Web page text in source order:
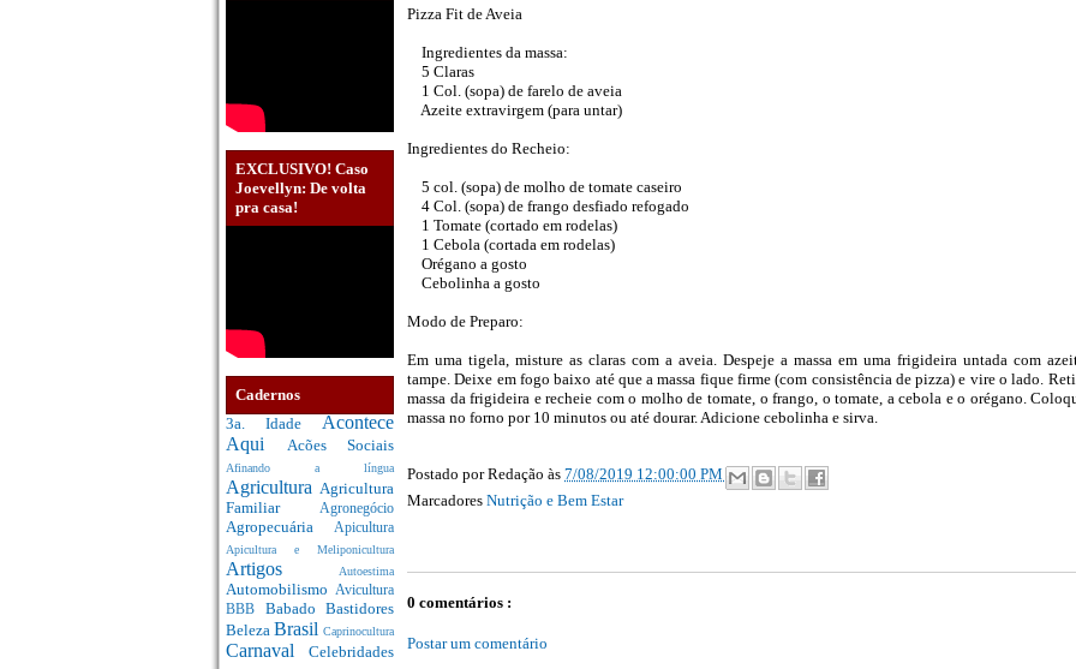
EXCLUSIVO! Caso
Joevellyn: De volta
pra casa!
Cadernos
3a. Idade Acontece
Aqui Acões Sociais
Afinando a língua
Agricultura Agricultura
Familiar Agronegócio
Agropecuária Apicultura
Apicultura e Meliponicultura
Artigos Autoestima
Automobilismo Avicultura
BBB Babado Bastidores
Beleza Brasil Caprinocultura
Carnaval Celebridades
Pizza Fit de Aveia
Ingredientes da massa:
5 Claras
1 Col. (sopa) de farelo de aveia
Azeite extravirgem (para untar)
Ingredientes do Recheio:
5 col. (sopa) de molho de tomate caseiro
4 Col. (sopa) de frango desfiado refogado
1 Tomate (cortado em rodelas)
1 Cebola (cortada em rodelas)
Orégano a gosto
Cebolinha a gosto
Modo de Preparo:
Em uma tigela, misture as claras com a aveia. Despeje a massa em uma frigideira untada com
tampe. Deixe em fogo baixo até que a massa fique firme (com consistência de pizza) e vire o lado.
massa da frigideira e recheie com o molho de tomate, o frango, o tomate, a cebola e o orégano.
massa no forno por 10 minutos ou até dourar. Adicione cebolinha e sirva.
Postado porRedação às 7/08/2019 12:00:00 PM
Marcadores Nutrição e Bem Estar
0 comentários :
Postar um comentário